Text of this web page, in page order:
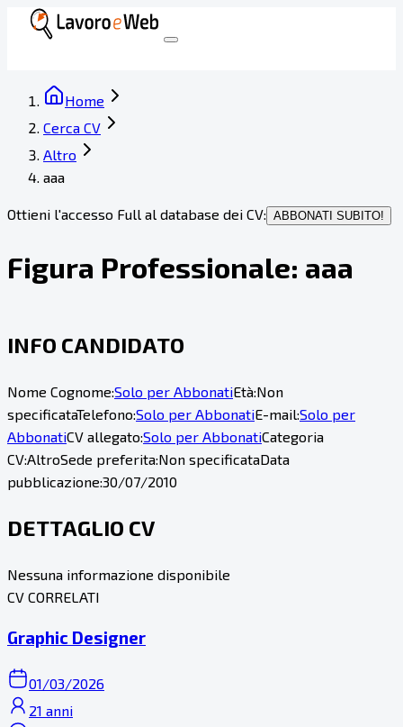
Home
Cerca CV
Altro
aaa
Ottieni l'accesso Full al database dei CV: ABBONATI SUBITO!
Figura Professionale: aaa
INFO CANDIDATO
Nome Cognome:Solo per AbbonatiEtà:Non
specificataTelefono:Solo per AbbonatiE-mail:Solo per
AbbonatiCV allegato:Solo per AbbonatiCategoria
CV:AltroSede preferita:Non specificataData
pubblicazione:30/07/2010
DETTAGLIO CV
Nessuna informazione disponibile
CV CORRELATI
Graphic Designer
01/03/2026
21 anni